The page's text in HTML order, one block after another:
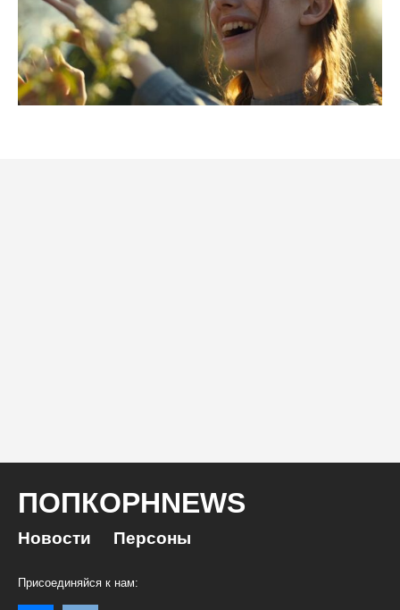
ПОПКОРНNEWS
Новости Персоны
Присоединяйся к нам: